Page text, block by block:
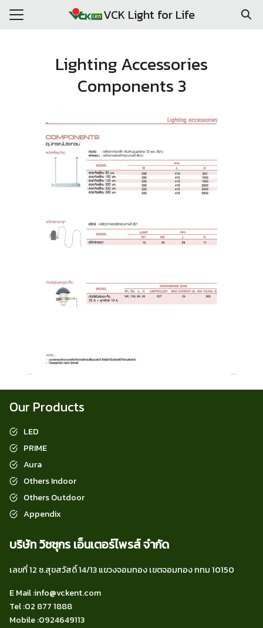
Skip
VCK Light for Life
CLIENT
Lighting Accessories
Components 3
Our Products
LED
PRIME
Aura
Others Indoor
Others Outdoor
Appendix
บริษัท วิชชุกร เอ็นเตอร์ไพรส์ จำกัด
เลขที่ 12 ซ.สุขสวัสดิ์ 14/13 แขวงจอมทอง เขตจอมทอง กทม 10150
E Mail :info@vckent.com
Tel:02 877 1888
Mobile :0924649113